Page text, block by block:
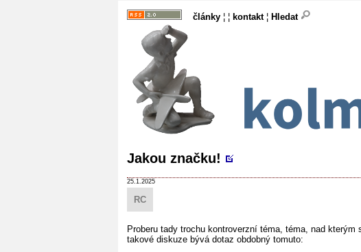
články ¦ ¦ kontakt¦ Hledat
Jakou značku!
25.1.2025
RC
Proberu tady trochu kontroverzní téma, téma, nad
takové diskuze bývá dotaz obdobný tomuto: